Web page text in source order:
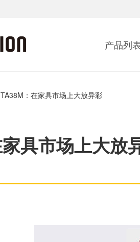
产品列
TA38M：在家具市场上大放异彩
具市场上大放